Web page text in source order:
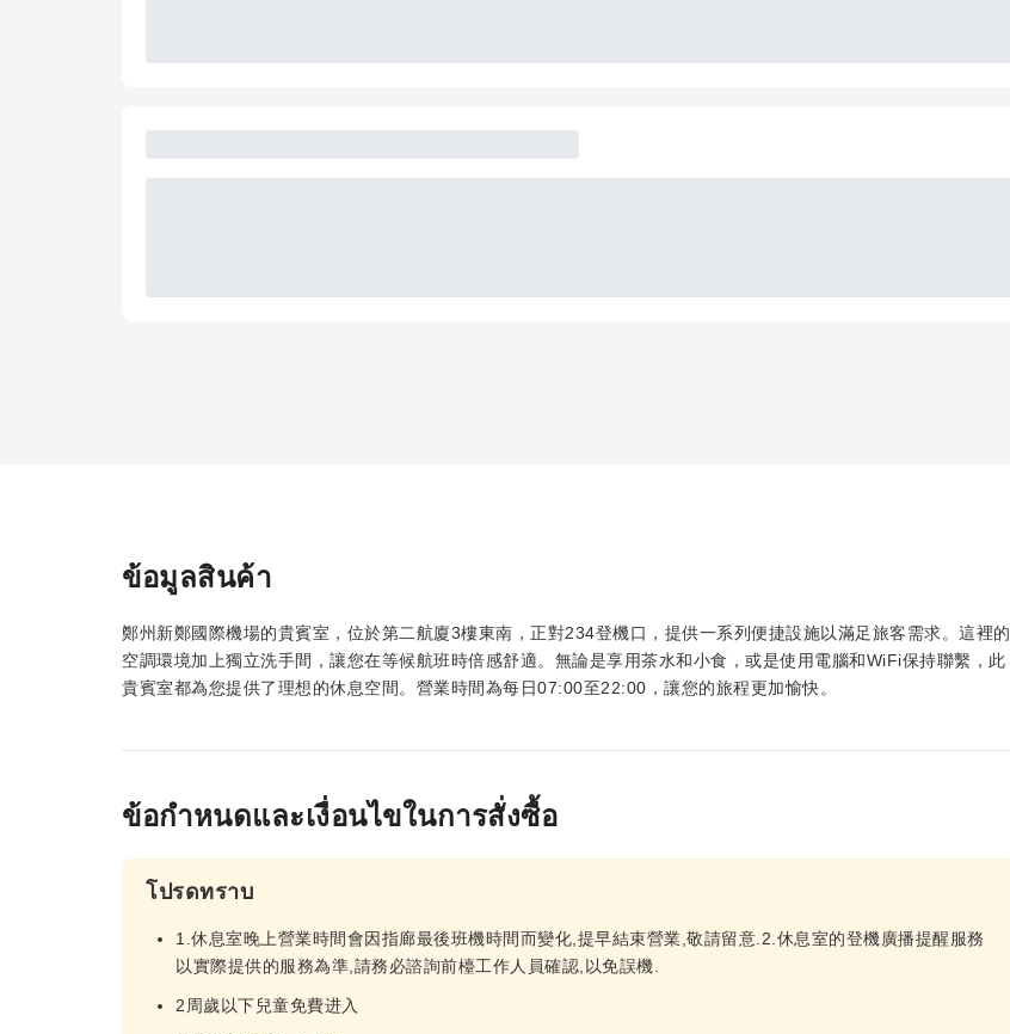
ข้อมูลสินค้า
鄭州新鄭國際機場的貴賓室，位於第二航廈3樓東南，正對234登機口，提供一系列便捷設施以滿足旅客需求。這裡的
空調環境加上獨立洗手間，讓您在等候航班時倍感舒適。無論是享用茶水和小食，或是使用電腦和WiFi保持聯繫，此
貴賓室都為您提供了理想的休息空間。營業時間為每日07:00至22:00，讓您的旅程更加愉快。
ข้อกำหนดและเงื่อนไขในการสั่งซื้อ
โปรดทราบ
1.休息室晚上營業時間會因指廊最後班機時間而變化,提早結束營業,敬請留意.2.休息室的登機廣播提醒服務
以實際提供的服務為準,請務必諮詢前檯工作人員確認,以免誤機.
2周歲以下兒童免費进入